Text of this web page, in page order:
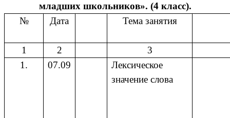
младших школьников». (4 класс).
№
Дата Тема занятия
1 2
3
1.
07.09
Лексическое
значение слова